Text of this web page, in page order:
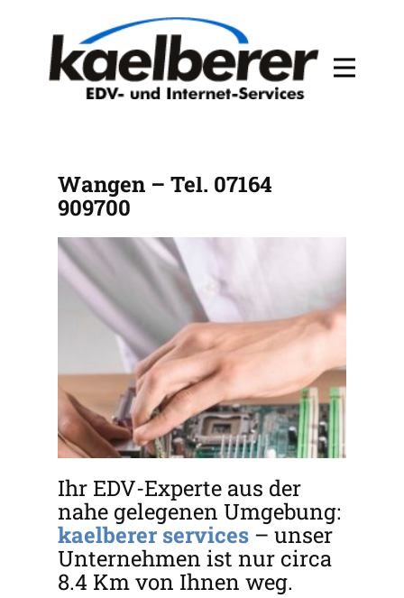
Wangen – Tel. 07164
909700
Ihr EDV-Experte aus der
nahe gelegenen Umgebung:
kaelberer services – unser
Unternehmen ist nur circa
8.4 Km von Ihnen weg.